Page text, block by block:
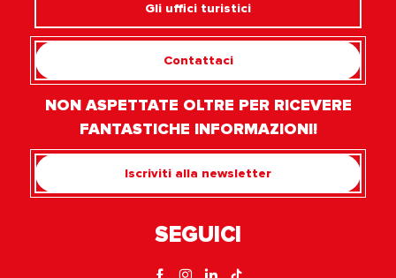
Gli uffici turistici
Contattaci
NON ASPETTATE OLTRE PER RICEVERE
FANTASTICHE INFORMAZIONI!
Iscriviti alla newsletter
SEGUICI